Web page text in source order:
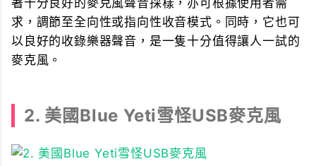
求，調節至全向性或指向性收音模式。同時，它也可
以良好的收錄樂器聲音，是一隻十分值得讓人一試的
麥克風。
2. 美國Blue Yeti雪怪USB麥克風